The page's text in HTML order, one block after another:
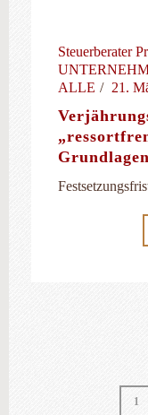
Steuerberater
ALLE
21.
1